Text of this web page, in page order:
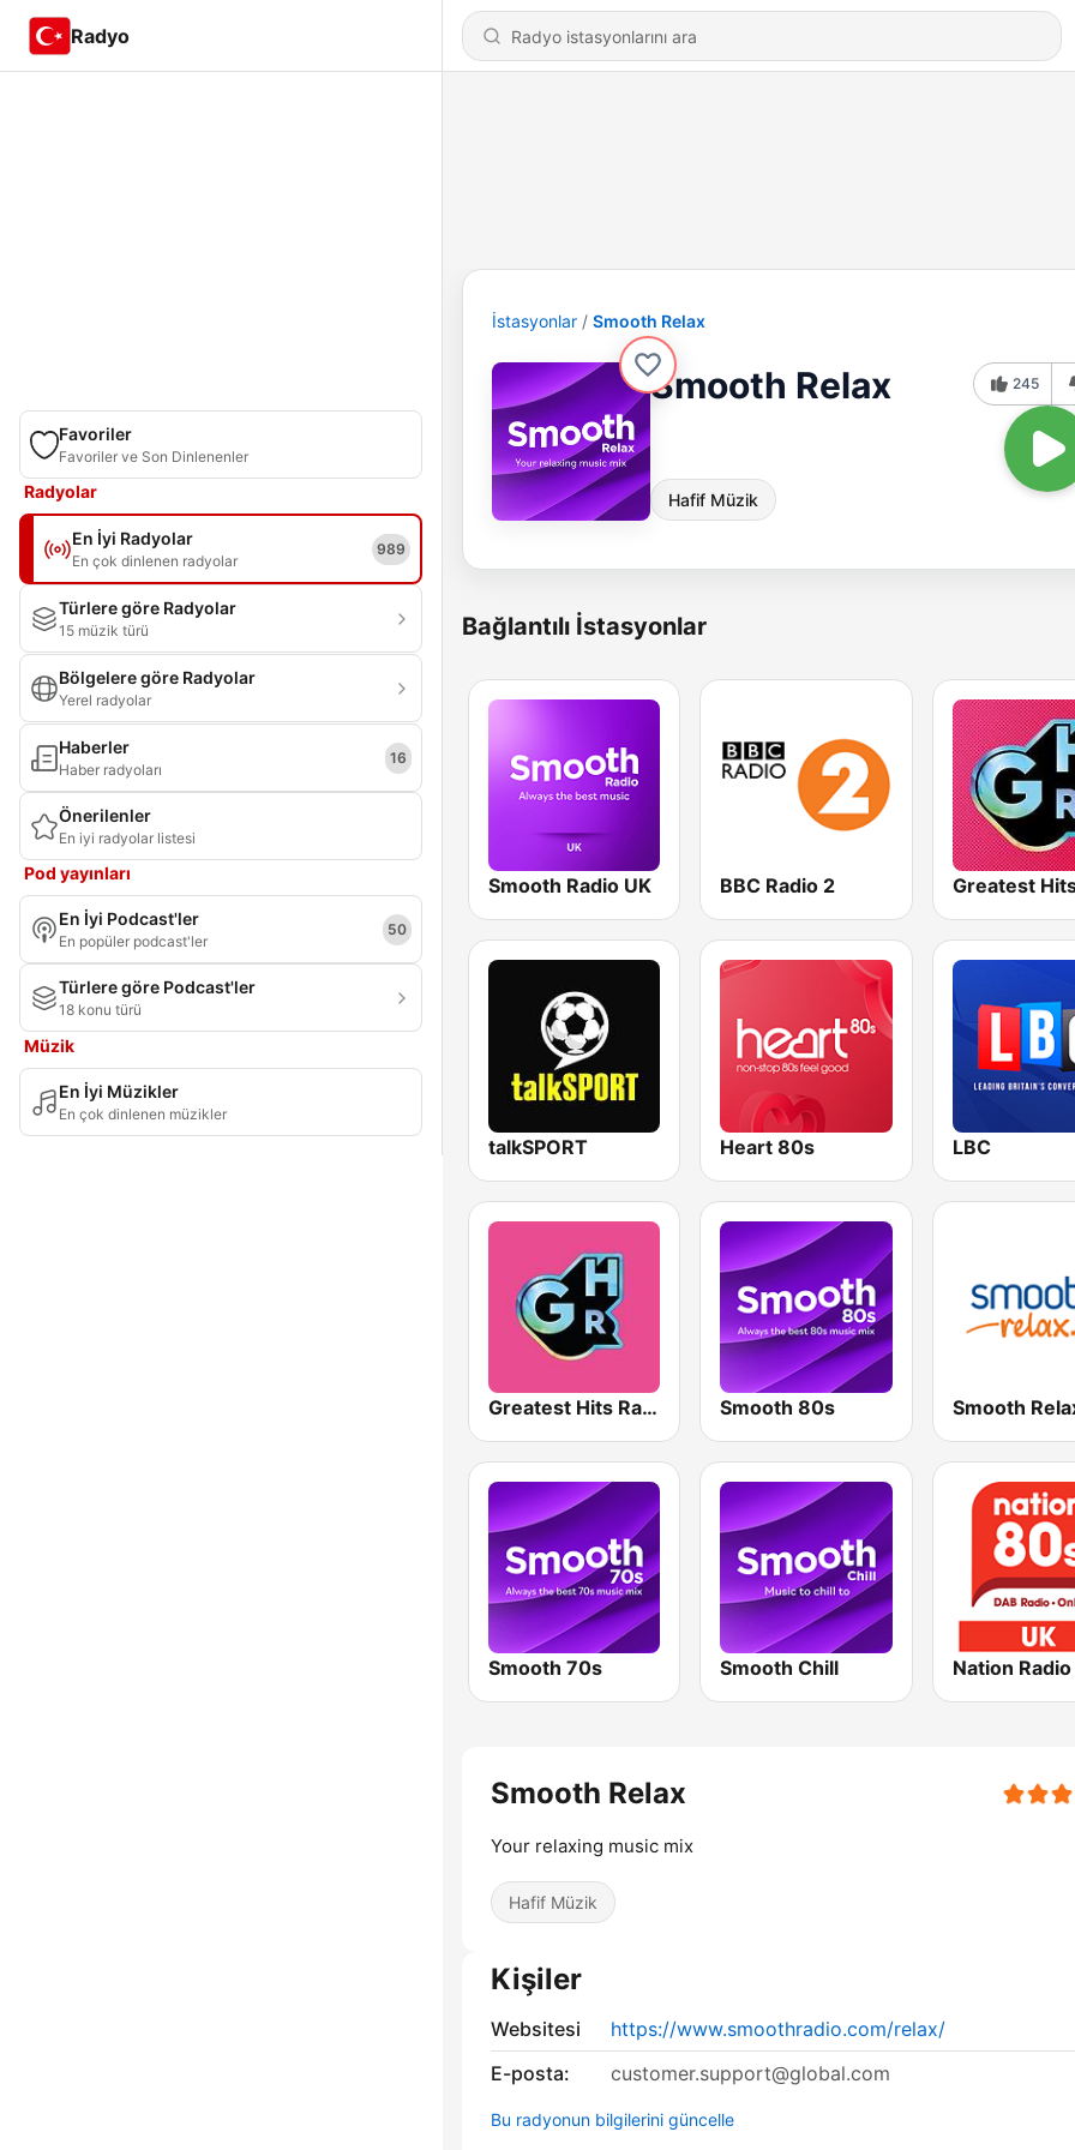
Radyo
Favoriler
Favoriler ve Son Dinlenenler
Radyolar
En İyi Radyolar
En çok dinlenen radyolar
989
Türlere göre Radyolar
15 müzik türü
Bölgelere göre Radyolar
Yerel radyolar
Haberler
Haber radyoları
16
Önerilenler
En iyi radyolar listesi
Pod yayınları
En İyi Podcast'ler
En popüler podcast'ler
50
Türlere göre Podcast'ler
18 konu türü
Müzik
En İyi Müzikler
En çok dinlenen müzikler
İstasyonlar Smooth Relax
Smooth Relax
Hafif Müzik
245
Bağlantılı İstasyonlar
Smooth Radio UK BBC Radio 2
talkSPORT Heart 80s LBC
Greatest Hits Radio South Coast Smooth 80s Smooth
Smooth 70s Smooth Chill Nation
Smooth Relax
Your relaxing music mix
Hafif Müzik
Kişiler
Websitesi
https://www.smoothradio.com/relax/
E-posta:
customer.support@global.com
Bu radyonun bilgilerini güncelle